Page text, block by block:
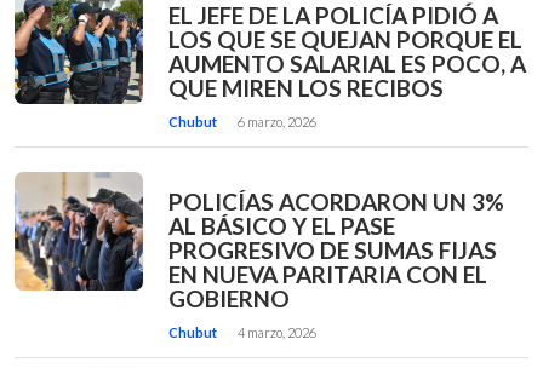
EL JEFE DE LA POLICÍA PIDIÓ A
LOS QUE SE QUEJAN PORQUE EL
AUMENTO SALARIAL ES POCO, A
QUE MIREN LOS RECIBOS
Chubut 6 marzo, 2026
POLICÍAS ACORDARON UN 3%
AL BÁSICO Y EL PASE
PROGRESIVO DE SUMAS FIJAS
EN NUEVA PARITARIA CON EL
GOBIERNO
Chubut 4 marzo, 2026